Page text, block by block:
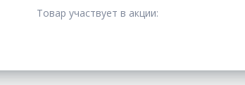
Товар участвует в акции: